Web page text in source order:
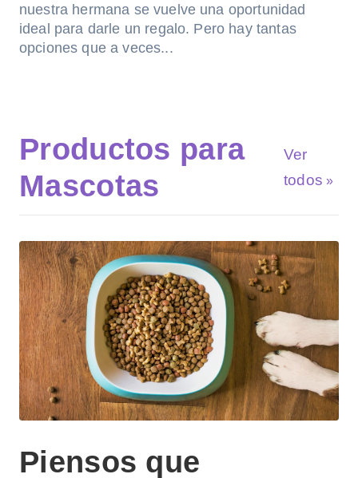
nuestra hermana se vuelve una oportunidad
ideal para darle un regalo. Pero hay tantas
opciones que a veces...
Productos para
Mascotas
Ver
todos
Piensos que